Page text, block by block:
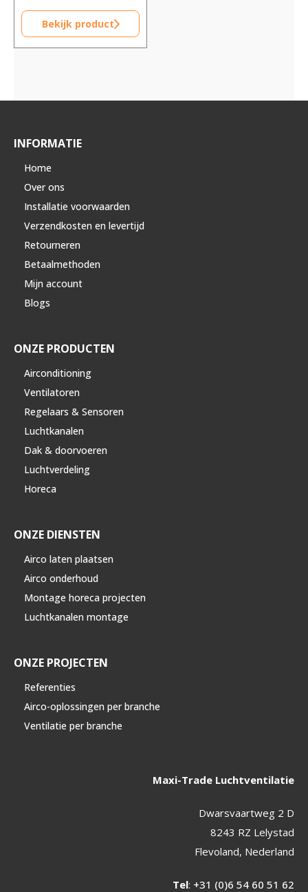
Bekijk product
INFORMATIE
Home
Over ons
Installatie voorwaarden
Verzendkosten en levertijd
Retourneren
Betaalmethoden
Mijn account
Blogs
ONZE PRODUCTEN
Airconditioning
Ventilatoren
Regelaars & Sensoren
Luchtkanalen
Dak & doorvoeren
Luchtverdeling
Horeca
ONZE DIENSTEN
Airco laten plaatsen
Airco onderhoud
Montage horeca projecten
Luchtkanalen montage
ONZE PROJECTEN
Referenties
Airco-oplossingen per branche
Ventilatie per branche
Maxi-Trade Luchtventilatie
Dwarsvaartweg 2 D
8243 RZ Lelystad
Flevoland, Nederland
Tel: +31 (0)6 54 60 51 62